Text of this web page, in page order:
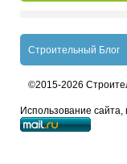
Строительный Блог
©2015-2026
Использование